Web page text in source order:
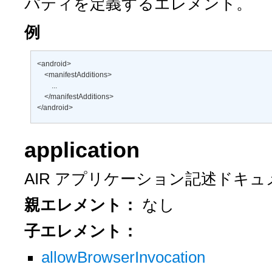
パティを定義するエレメント。
例
<android>
    <manifestAdditions>
        ...
    </manifestAdditions>
</android>
application
AIR アプリケーション記述ドキ
親エレメント： なし
子エレメント：
allowBrowserInvocation